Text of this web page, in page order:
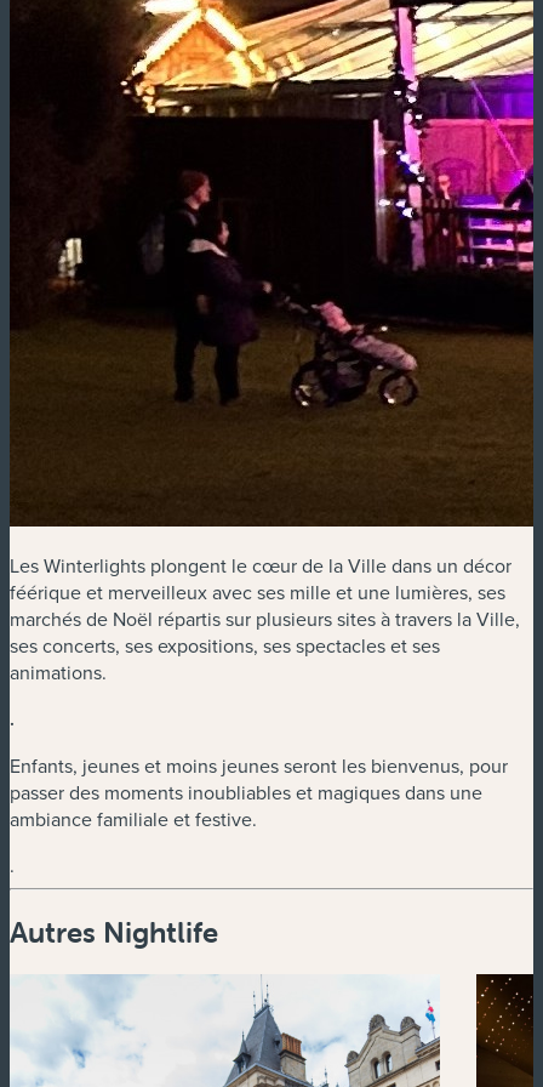
Les Winterlights plongent le cœur de la Ville dans un décor
féérique et merveilleux avec ses mille et une lumières, ses
marchés de Noël répartis sur plusieurs sites à travers la Ville,
ses concerts, ses expositions, ses spectacles et ses
animations.
.
Enfants, jeunes et moins jeunes seront les bienvenus, pour
passer des moments inoubliables et magiques dans une
ambiance familiale et festive.
.
Autres Nightlife